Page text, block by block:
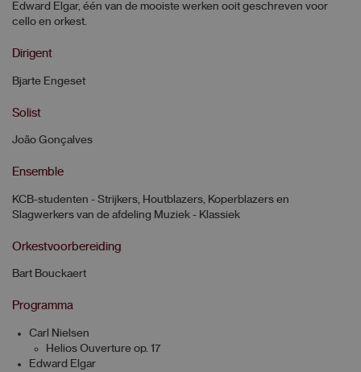
Edward Elgar, één van de mooiste werken ooit geschreven voor
cello en orkest.
Dirigent
Bjarte Engeset
Solist
João Gonçalves
Ensemble
KCB-studenten - Strijkers, Houtblazers, Koperblazers en
Slagwerkers van de afdeling Muziek - Klassiek
Orkestvoorbereiding
Bart Bouckaert
Programma
Carl Nielsen
Helios Ouverture op. 17
Edward Elgar